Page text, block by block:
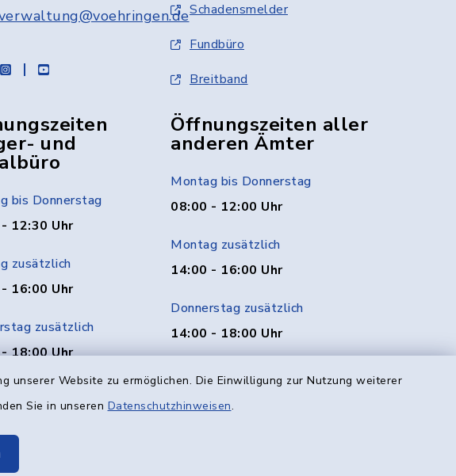
unserer Website zu ermöglichen. Die Einwilligung zur Nutzung weiterer
Sie in unseren Datenschutzhinweisen.
instagramyoutube
Schadensmelder
Fundbüro
Breitband
und
bis Donnerstag
12:30 Uhr
zusätzlich
16:00 Uhr
zusätzlich
18:00 Uhr
Öffnungszeiten aller
anderen Ämter
Montag bis Donnerstag
08:00 - 12:00 Uhr
Montag zusätzlich
14:00 - 16:00 Uhr
Donnerstag zusätzlich
14:00 - 18:00 Uhr